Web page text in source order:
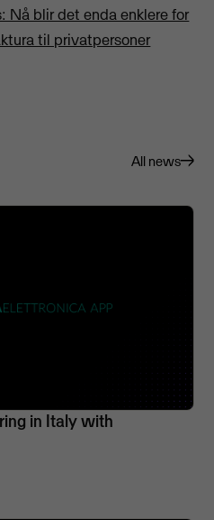
Nå blir det enda enklere for
til privatpersoner
All news
in Italy with